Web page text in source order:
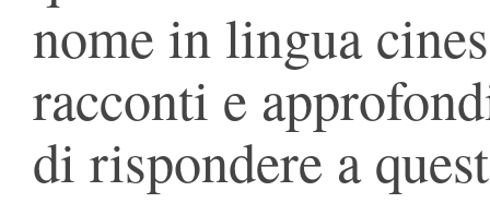
nome in lingua
racconti e
di rispondere a